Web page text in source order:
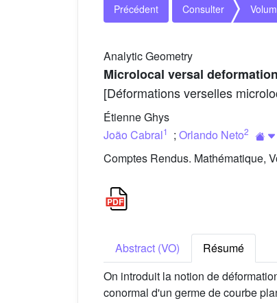
Précédent Consulter
Analytic Geometry
Microlocal versal
[Déformations verselles
Étienne Ghys
João Cabral1 ; Orlando Neto2
Comptes Rendus. Mathématique,
Abstract (VO)
Résumé
On introduit la notion de
conormal d'un germe de courbe